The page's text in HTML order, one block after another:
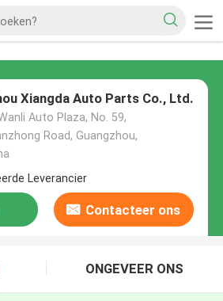
Xiangda Auto Parts Co., Ltd.
Auto Plaza, No. 59,
Road, Guangzhou,
Leverancier
Contacteer ons
ONGEVEER ONS